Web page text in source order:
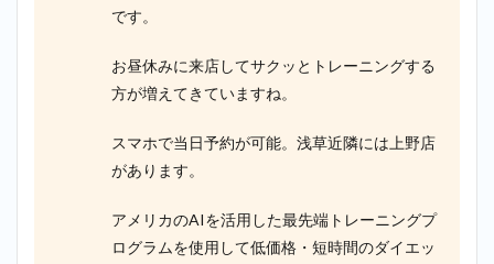
です。
お昼休みに来店してサクッとトレーニングする
方が増えてきていますね。
スマホで当日予約が可能。浅草近隣には上野店
があります。
アメリカのAIを活用した最先端トレーニングプ
ログラムを使用して低価格・短時間のダイエッ